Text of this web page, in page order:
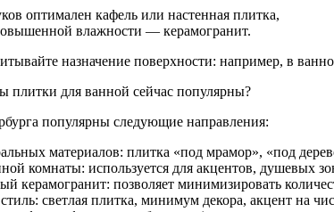
оптимален кафель или настенная плитка,
влажности — керамогранит.
назначение поверхности: например, в
плитки для ванной сейчас популярны?
популярны следующие направления:
материалов: плитка «под мрамор», «под
комнаты: используется для акцентов, душевых
керамогранит: позволяет минимизировать
светлая плитка, минимум декора, акцент на